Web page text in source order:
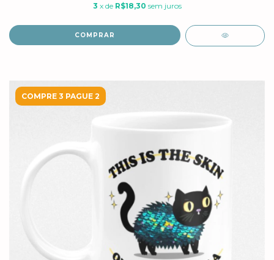
3 x de R$18,30 sem juros
COMPRAR
COMPRE 3 PAGUE 2